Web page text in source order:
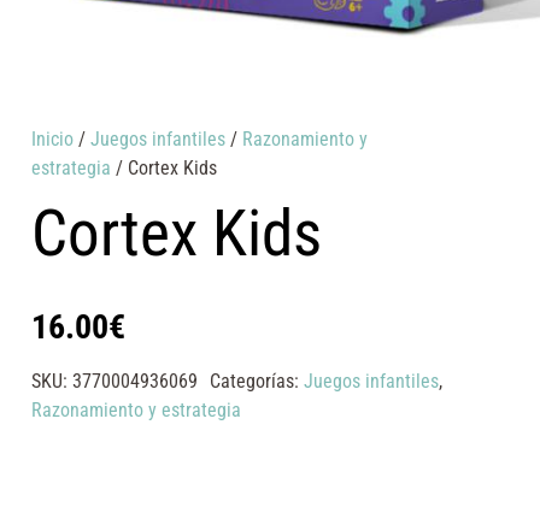
Inicio /Juegos infantiles / Razonamiento y
estrategia / Cortex Kids
Cortex Kids
16.00€
SKU:3770004936069 Categorías: Juegos infantiles,
Razonamiento y estrategia